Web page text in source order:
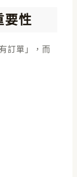
要性
訂單」，而